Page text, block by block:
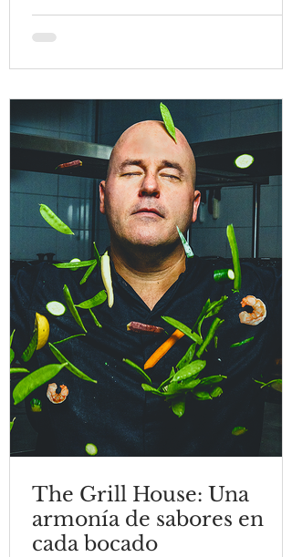
The Grill House: Una
armonía de sabores en
cada bocado